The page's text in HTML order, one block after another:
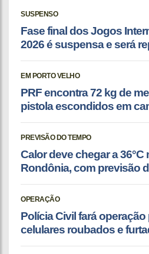
SUSPENSO
Fase final dos Jogos
2026 é suspensa e será
EM PORTO VELHO
PRF encontra 72 kg de
pistola escondidos em
PREVISÃO DO TEMPO
Calor deve chegar a
Rondônia, com previsão
OPERAÇÃO
Polícia Civil fará
celulares roubados e